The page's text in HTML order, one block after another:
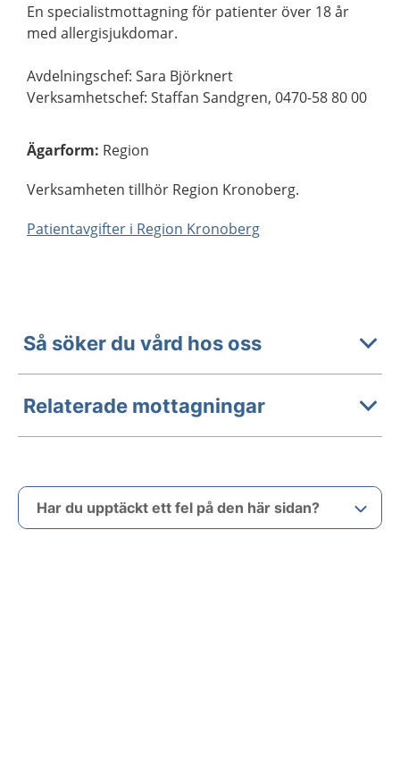
En specialistmottagning för patienter över 18 år
med allergisjukdomar.
Avdelningschef: Sara Björknert
Verksamhetschef: Staffan Sandgren, 0470-58 80 00
Ägarform: Region
Verksamheten tillhör Region Kronoberg.
Patientavgifter i Region Kronoberg
Så söker du vård hos oss
Relaterade mottagningar
Har du upptäckt ett fel på den här sidan?